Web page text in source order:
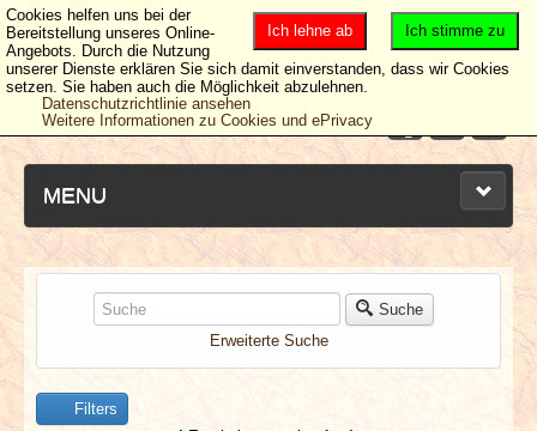
MENU
NEUESTE ARTIKEL
NEWS & DATES
Suche
Erweiterte Suche
Filters
Ich stimme zu
Ich lehne ab
Cookies helfen uns bei der
Bereitstellung unseres Online-
Angebots. Durch die Nutzung
unserer Dienste erklären Sie sich damit einverstanden, dass wir Cookies
setzen. Sie haben auch die Möglichkeit abzulehnen.
Datenschutzrichtlinie ansehen
Weitere Informationen zu Cookies und ePrivacy